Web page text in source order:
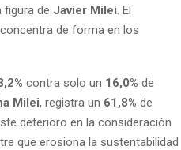
de Javier Milei. El
de forma en los
contra solo un 16,0% de
Milei, registra un 61,8% de
deterioro en la consideración
que erosiona la sustentabilidad